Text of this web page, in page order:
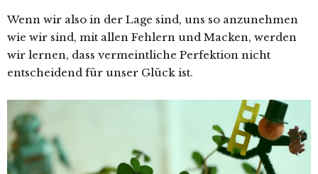
Wenn wir also in der Lage sind, uns so anzunehmen
wie wir sind, mit allen Fehlern und Macken, werden
wir lernen, dass vermeintliche Perfektion nicht
entscheidend für unser Glück ist.